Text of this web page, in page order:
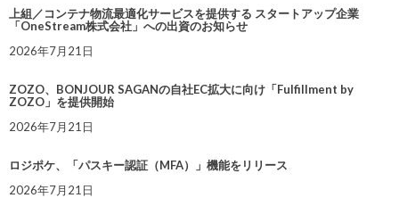
上組／コンテナ物流最適化サービスを提供する スタートアップ企業
「OneStream株式会社」への出資のお知らせ
2026年7月21日
ZOZO、BONJOUR SAGANの自社EC拡大に向け「Fulfillment by
ZOZO」を提供開始
2026年7月21日
ロジポケ、「パスキー認証（MFA）」機能をリリース
2026年7月21日